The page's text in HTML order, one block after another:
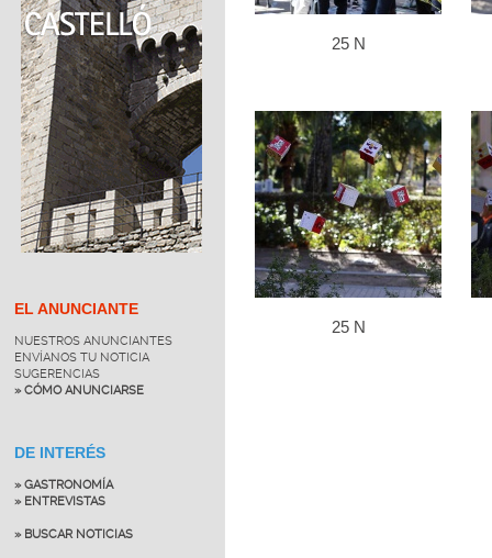
EL ANUNCIANTE
NUESTROS ANUNCIANTES
ENVÍANOS TU NOTICIA
SUGERENCIAS
» CÓMO ANUNCIARSE
DE INTERÉS
» GASTRONOMÍA
» ENTREVISTAS
» BUSCAR NOTICIAS
25 N
25 N